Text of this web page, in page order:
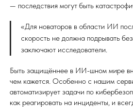
— последствия могут быть
«Для новаторов в области ИИ
скорость не должна подрывать
заключают исследователи.
Быть защищённее в ИИ-шном мире
чем кажется. Особенно с нашим
автоматизирует задачи по
как реагировать на инциденты, и